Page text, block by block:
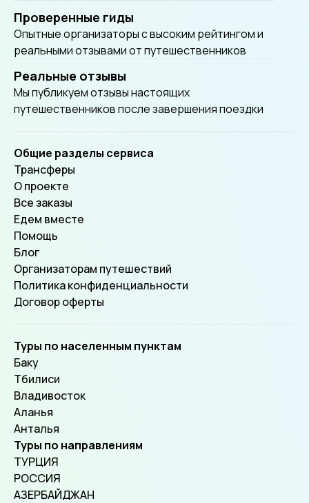
Проверенные гиды
Опытные организаторы с высоким рейтингом и
реальными отзывами от путешественников
Реальные отзывы
Мы публикуем отзывы настоящих
путешественников после завершения поездки
Общие разделы сервиса
Трансферы
О проекте
Все заказы
Едем вместе
Помощь
Блог
Организаторам путешествий
Политика конфиденциальности
Договор оферты
Туры по населенным пунктам
Баку
Тбилиси
Владивосток
Аланья
Анталья
Туры по направлениям
ТУРЦИЯ
РОССИЯ
АЗЕРБАЙДЖАН